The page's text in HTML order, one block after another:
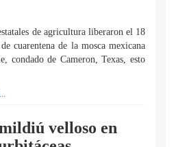
de agricultura liberaron el 18
cuarentena de la mosca mexicana
condado de Cameron, Texas, esto
velloso en